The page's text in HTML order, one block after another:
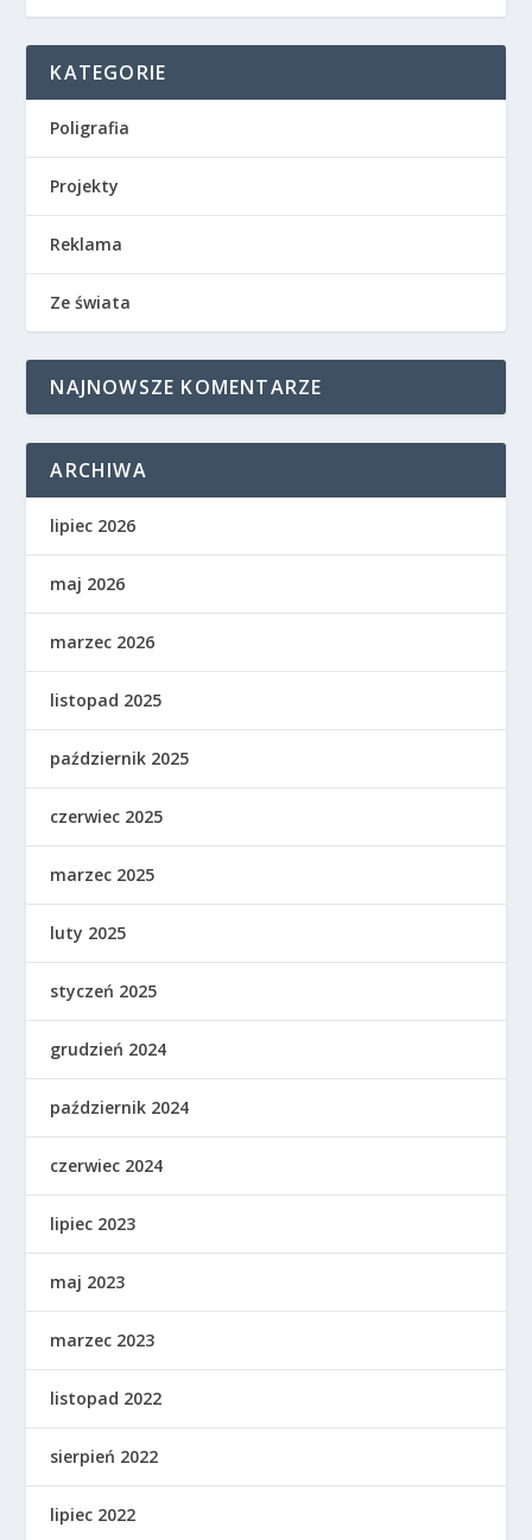
KATEGORIE
Poligrafia
Projekty
Reklama
Ze świata
NAJNOWSZE KOMENTARZE
ARCHIWA
lipiec 2026
maj 2026
marzec 2026
listopad 2025
październik 2025
czerwiec 2025
marzec 2025
luty 2025
styczeń 2025
grudzień 2024
październik 2024
czerwiec 2024
lipiec 2023
maj 2023
marzec 2023
listopad 2022
sierpień 2022
lipiec 2022